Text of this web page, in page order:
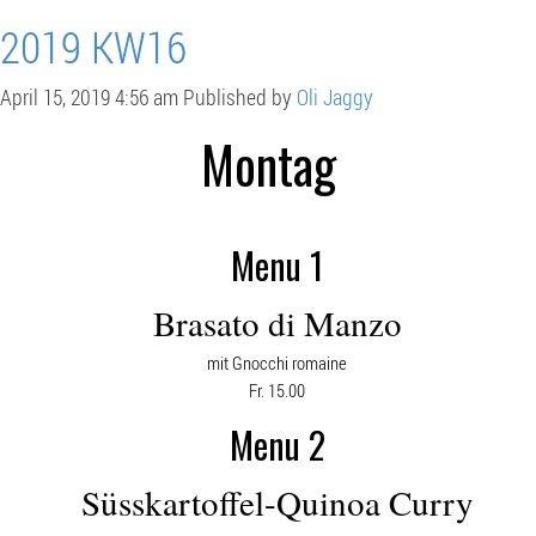
2019 KW16
April 15, 2019 4:56 am Published by Oli Jaggy
Montag
Menu 1
Brasato di Manzo
mit Gnocchi romaine
Fr. 15.00
Menu 2
Süsskartoffel-Quinoa Curry